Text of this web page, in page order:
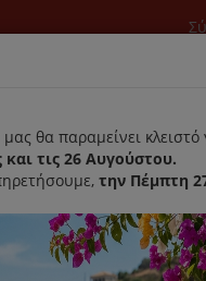
Παράδοση Κατ'οικον
θα παραμείνει κλειστό
τις 26 Αυγούστου.
την Πέμπτη